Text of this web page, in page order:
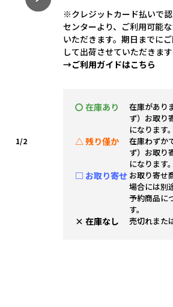
1/2
※クレジットカード払いで
センターより、ご利用可能
いただきます。期日までに
して出荷させていただきま
→ご利用ガイドはこちら
〇 在庫あり
在庫があり
ず）お取り
になります。
△ 残り僅か
在庫わずか
ず）お取り
になります。
□ お取り寄せ お取り寄せ
場合には別
予約商品に
す。
× 在庫なし 売切れまた